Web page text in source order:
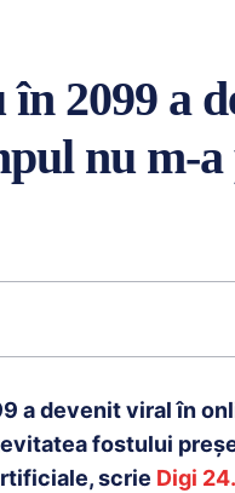
2099 a
nu m-
a devenit viral în
fostului
scrie Digi 24.